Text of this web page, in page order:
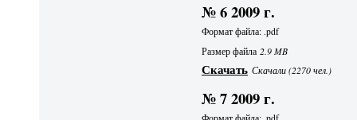
№ 6 2009 г.
Формат файла: .pdf
Размер файла2.9 MB
Скачать Скачали (2270 чел.)
№ 7 2009 г.